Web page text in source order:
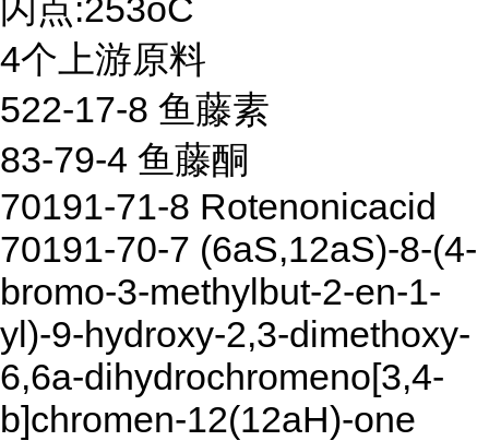
闪点:253oC
4个上游原料
522-17-8 鱼藤素
83-79-4 鱼藤酮
70191-71-8 Rotenonicacid
70191-70-7 (6aS,12aS)-8-(4-
bromo-3-methylbut-2-en-1-
yl)-9-hydroxy-2,3-dimethoxy-
6,6a-dihydrochromeno[3,4-
b]chromen-12(12aH)-one